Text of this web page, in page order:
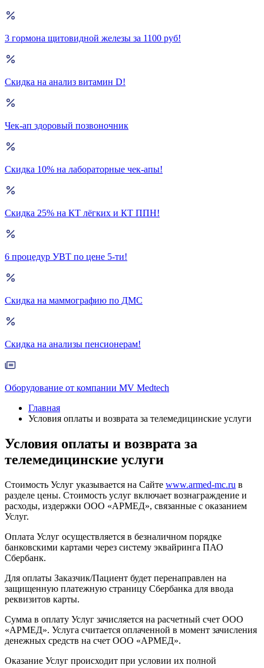
3 гормона щитовидной железы за 1100 руб!
Скидка на анализ витамин D!
Чек-ап здоровый позвоночник
Скидка 10% на лабораторные чек-апы!
Скидка 25% на КТ лёгких и КТ ППН!
6 процедур УВТ по цене 5-ти!
Скидка на маммографию по ДМС
Скидка на анализы пенсионерам!
Оборудование от компании MV Medtech
Главная
Условия оплаты и возврата за телемедицинские услуги
Условия оплаты и возврата за
телемедицинские услуги
Стоимость Услуг указывается на Сайте www.armed-mc.ru в
разделе цены. Стоимость услуг включает вознаграждение и
расходы, издержки ООО «АРМЕД», связанные с оказанием
Услуг.
Оплата Услуг осуществляется в безналичном порядке
банковскими картами через систему эквайринга ПАО
Сбербанк.
Для оплаты Заказчик/Пациент будет перенаправлен на
защищенную платежную страницу Сбербанка для ввода
реквизитов карты.
Сумма в оплату Услуг зачисляется на расчетный счет ООО
«АРМЕД». Услуга считается оплаченной в момент зачисления
денежных средств на счет ООО «АРМЕД».
Оказание Услуг происходит при условии их полной